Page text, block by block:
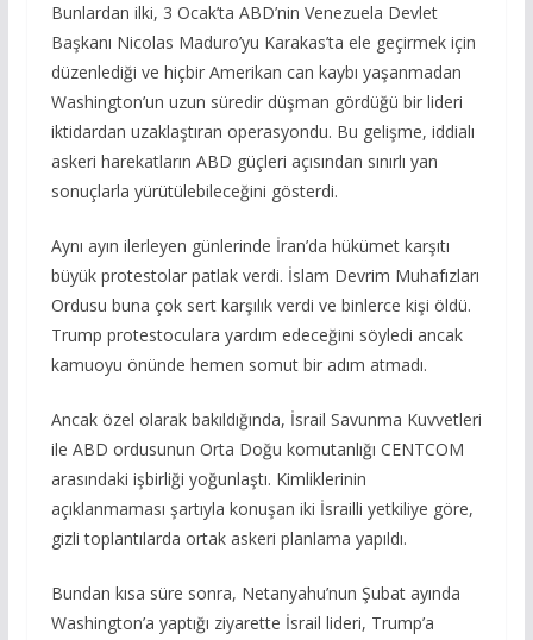
Bunlardan ilki, 3 Ocak’ta ABD’nin Venezuela Devlet
Başkanı Nicolas Maduro’yu Karakas’ta ele geçirmek için
düzenlediği ve hiçbir Amerikan can kaybı yaşanmadan
Washington’un uzun süredir düşman gördüğü bir lideri
iktidardan uzaklaştıran operasyondu. Bu gelişme, iddialı
askeri harekatların ABD güçleri açısından sınırlı yan
sonuçlarla yürütülebileceğini gösterdi.
Aynı ayın ilerleyen günlerinde İran’da hükümet karşıtı
büyük protestolar patlak verdi. İslam Devrim Muhafızları
Ordusu buna çok sert karşılık verdi ve binlerce kişi öldü.
Trump protestoculara yardım edeceğini söyledi ancak
kamuoyu önünde hemen somut bir adım atmadı.
Ancak özel olarak bakıldığında, İsrail Savunma Kuvvetleri
ile ABD ordusunun Orta Doğu komutanlığı CENTCOM
arasındaki işbirliği yoğunlaştı. Kimliklerinin
açıklanmaması şartıyla konuşan iki İsrailli yetkiliye göre,
gizli toplantılarda ortak askeri planlama yapıldı.
Bundan kısa süre sonra, Netanyahu’nun Şubat ayında
Washington’a yaptığı ziyarette İsrail lideri, Trump’a